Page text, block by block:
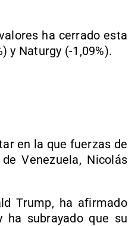
ha cerrado esta
y Naturgy (-1,09%).
en la que fuerzas de
Venezuela, Nicolás
Trump, ha afirmado
ha subrayado que su